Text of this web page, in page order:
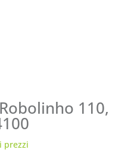
110,
prezzi